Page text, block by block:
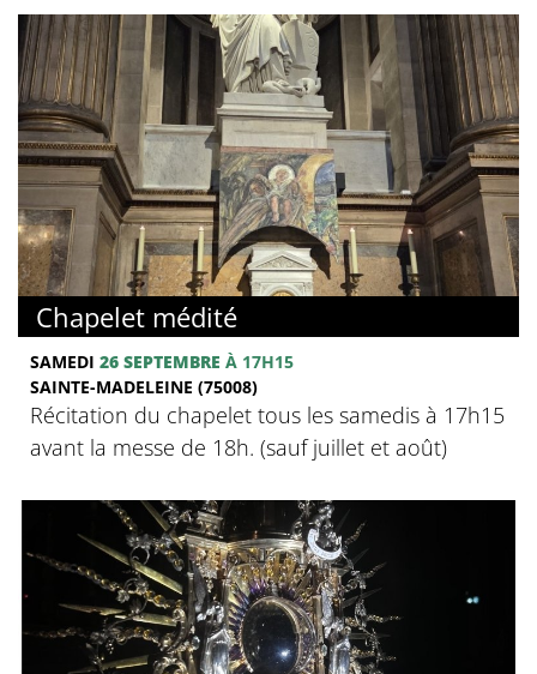
Chapelet médité
SAMEDI 26 SEPTEMBRE À 17H15
SAINTE-MADELEINE (75008)
Récitation du chapelet tous les samedis à 17h15
avant la messe de 18h. (sauf juillet et août)